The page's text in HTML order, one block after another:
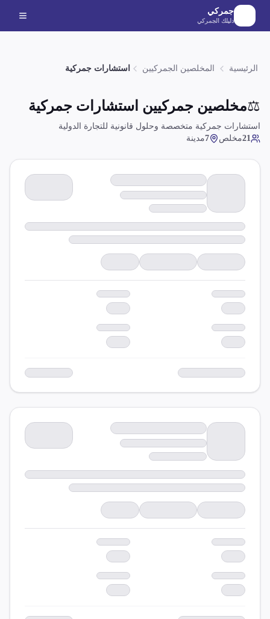
الانتقال إلى المحتوى الرئيسي
جمركي
دليلك الجمركي
الرئيسية المخلصين الجمركيين استشارات جمركية
⚖️مخلصين جمركيين استشارات جمركية
استشارات جمركية متخصصة وحلول قانونية للتجارة الدولية
21مخلص 7مدينة